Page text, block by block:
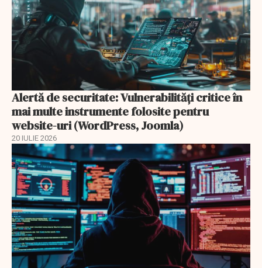
Alertă de securitate: Vulnerabilități critice în
mai multe instrumente folosite pentru
website-uri (WordPress, Joomla)
20 IULIE 2026